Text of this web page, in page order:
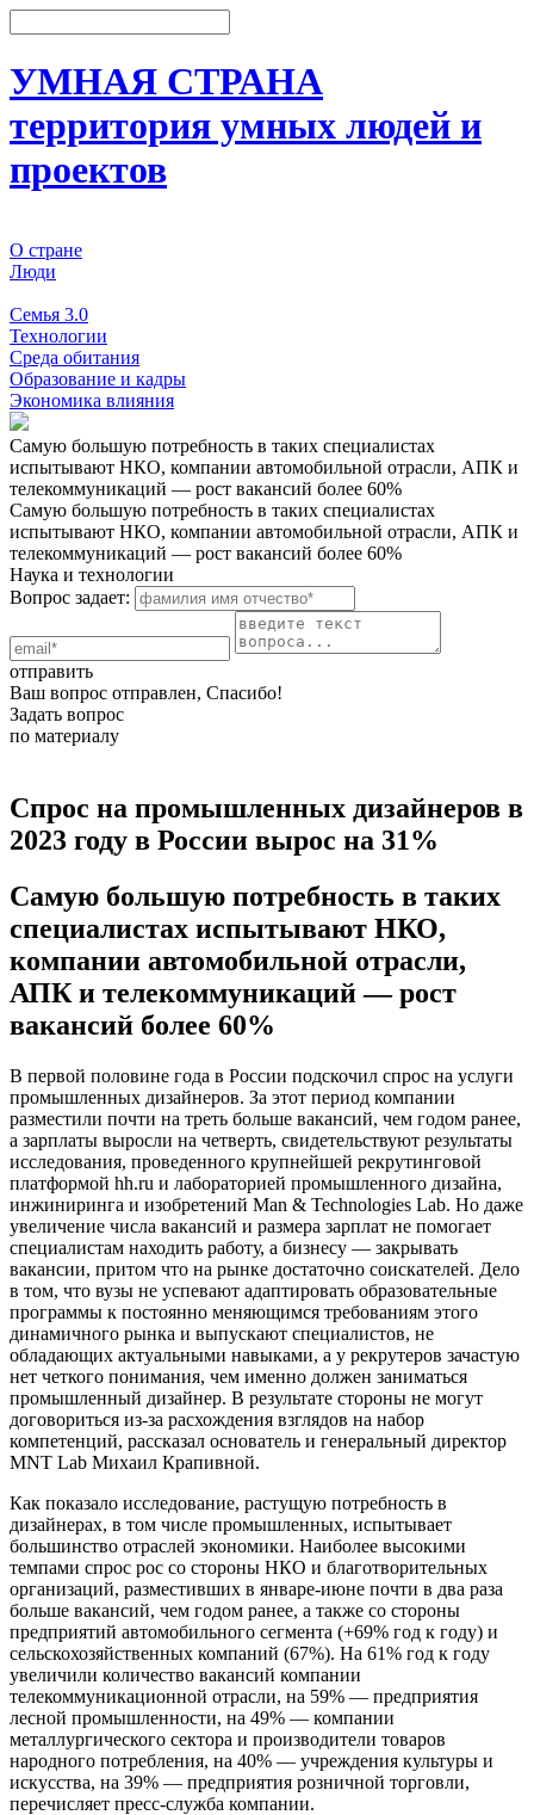
УМНАЯ СТРАНА
территория умных людей и
проектов
О стране
Люди
Семья 3.0
Технологии
Среда обитания
Образование и кадры
Экономика влияния
Самую большую потребность в таких специалистах
испытывают НКО, компании автомобильной отрасли, АПК и
телекоммуникаций — рост вакансий более 60%
Самую большую потребность в таких специалистах
испытывают НКО, компании автомобильной отрасли, АПК и
телекоммуникаций — рост вакансий более 60%
Наука и технологии
Вопрос задает:
отправить
Ваш вопрос отправлен, Спасибо!
Задать вопрос
по материалу
Спрос на промышленных дизайнеров в
2023 году в России вырос на 31%
Самую большую потребность в таких
специалистах испытывают НКО,
компании автомобильной отрасли,
АПК и телекоммуникаций — рост
вакансий более 60%
В первой половине года в России подскочил спрос на услуги
промышленных дизайнеров. За этот период компании
разместили почти на треть больше вакансий, чем годом ранее,
а зарплаты выросли на четверть, свидетельствуют результаты
исследования, проведенного крупнейшей рекрутинговой
платформой hh.ru и лабораторией промышленного дизайна,
инжиниринга и изобретений Man & Technologies Lab. Но даже
увеличение числа вакансий и размера зарплат не помогает
специалистам находить работу, а бизнесу — закрывать
вакансии, притом что на рынке достаточно соискателей. Дело
в том, что вузы не успевают адаптировать образовательные
программы к постоянно меняющимся требованиям этого
динамичного рынка и выпускают специалистов, не
обладающих актуальными навыками, а у рекрутеров зачастую
нет четкого понимания, чем именно должен заниматься
промышленный дизайнер. В результате стороны не могут
договориться из-за расхождения взглядов на набор
компетенций, рассказал основатель и генеральный директор
MNT Lab Михаил Крапивной.
Как показало исследование, растущую потребность в
дизайнерах, в том числе промышленных, испытывает
большинство отраслей экономики. Наиболее высокими
темпами спрос рос со стороны НКО и благотворительных
организаций, разместивших в январе-июне почти в два раза
больше вакансий, чем годом ранее, а также со стороны
предприятий автомобильного сегмента (+69% год к году) и
сельскохозяйственных компаний (67%). На 61% год к году
увеличили количество вакансий компании
телекоммуникационной отрасли, на 59% — предприятия
лесной промышленности, на 49% — компании
металлургического сектора и производители товаров
народного потребления, на 40% — учреждения культуры и
искусства, на 39% — предприятия розничной торговли,
перечисляет пресс-служба компании.